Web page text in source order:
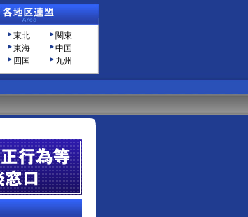
東北
関東
東海
中国
四国 九州